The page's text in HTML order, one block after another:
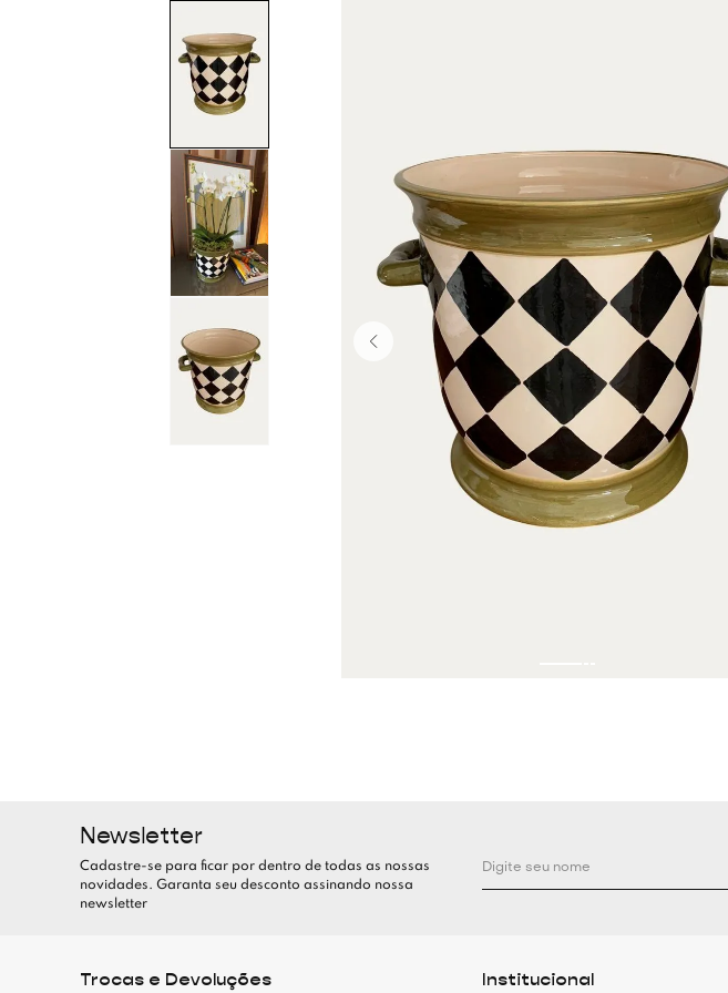
Newsletter
Cadastre-se para ficar por dentro de todas as nossas
novidades. Garanta seu desconto assinando nossa
newsletter
Trocas e Devoluções Institucional